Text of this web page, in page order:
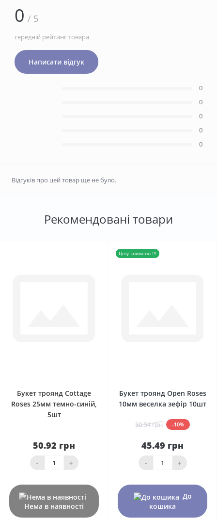
0 / 5
середній рейтинг товара
Написати відгук
0
0
0
0
0
Відгуків про цей товар ще не було.
Рекомендовані товари
Букет троянд Cottage
Roses 25мм темно-синій,
5шт
50.92 грн
- +
Нема в наявності
Ціну знижено !!!
Букет троянд Open Roses
10мм веселка зефір 10шт
50.54 грн -10%
45.49 грн
- +
До
кошика